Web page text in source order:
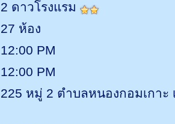
2 ดาวโรงแรม
27 ห้อง
12:00 PM
12:00 PM
225 หมู่ 2 ตำบลหนองกอมเกาะ